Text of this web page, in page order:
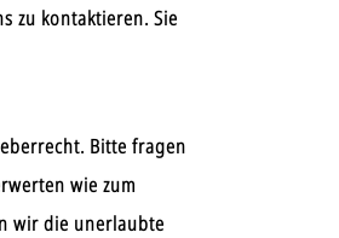
zu kontaktieren. Sie
Bitte fragen
wie zum
wir die unerlaubte